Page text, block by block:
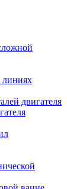
линиях
двигателя